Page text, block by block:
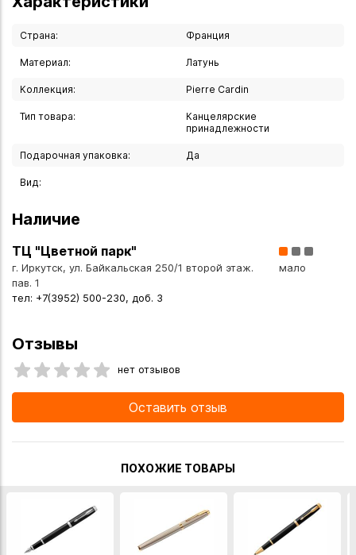
Иркутске и в Ангарске, а также сделать заказ в интернет-
магазине с доставкой курьером по Иркутску или
Страна: Франция
Материал: Латунь
Коллекция: Pierre Cardin
Тип товара:
Канцелярские
принадлежности
Подарочная упаковка: Да
Вид:
Наличие
ТЦ "Цветной парк"
г. Иркутск, ул. Байкальская 250/1 второй этаж.
пав. 1
тел: +7(3952) 500-230, доб. 3
мало
Отзывы
нет отзывов
Оставить отзыв
ПОХОЖИЕ ТОВАРЫ